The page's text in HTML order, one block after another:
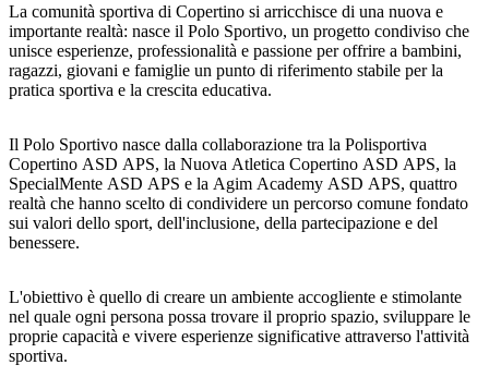
La comunità sportiva di Copertino si arricchisce di una nuova e
importante realtà: nasce il Polo Sportivo, un progetto condiviso che
unisce esperienze, professionalità e passione per offrire a bambini,
ragazzi, giovani e famiglie un punto di riferimento stabile per la
pratica sportiva e la crescita educativa.
Il Polo Sportivo nasce dalla collaborazione tra la Polisportiva
Copertino ASD APS, la Nuova Atletica Copertino ASD APS, la
SpecialMente ASD APS e la Agim Academy ASD APS, quattro
realtà che hanno scelto di condividere un percorso comune fondato
sui valori dello sport, dell'inclusione, della partecipazione e del
benessere.
L'obiettivo è quello di creare un ambiente accogliente e stimolante
nel quale ogni persona possa trovare il proprio spazio, sviluppare le
proprie capacità e vivere esperienze significative attraverso l'attività
sportiva.